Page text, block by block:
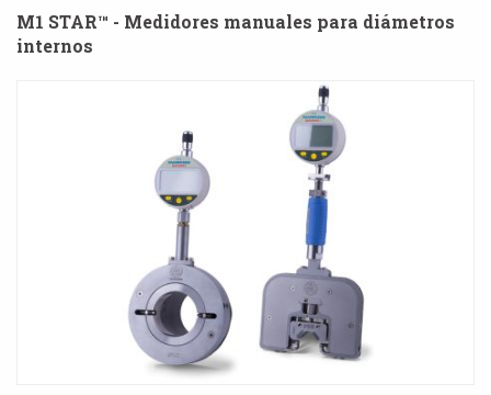
M1 STAR™ - Medidores manuales para diámetros
internos